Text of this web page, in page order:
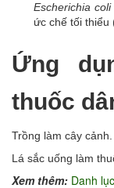
Escherichia coli
ức chế tối thiểu
Ứng
thuốc
Trồng làm cây cảnh.
Lá sắc uống làm
Xem thêm: Danh